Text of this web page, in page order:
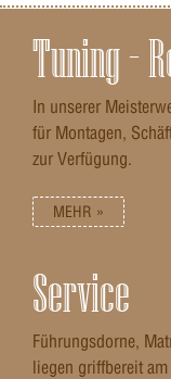
Tuning –
In unserer
für Montagen,
zur Verfügung.
MEHR »
Service
Führungsdorne,
liegen griffbereit